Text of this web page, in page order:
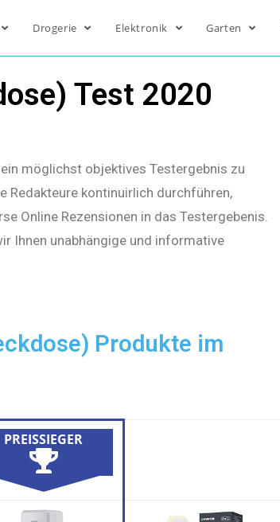
Drogerie Elektronik Garten
Test 2020
möglichst objektives Testergebnis zu
Redakteure kontinuirlich durchführen,
Online Rezensionen in das Testergebenis.
Ihnen unabhängige und informative
Produkte im
PREISSIEGER